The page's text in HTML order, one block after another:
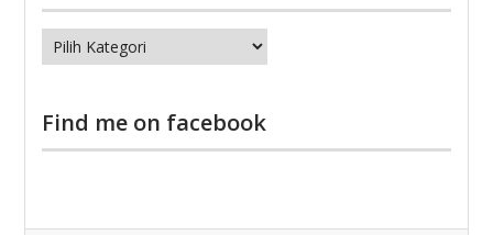
Kategori
Find me on facebook